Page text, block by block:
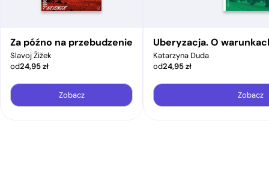
Za późno na przebudzenie
Slavoj Žižek
od24,95zł
Zobacz
Uberyzacja. O
Katarzyna Duda
od24,95zł
Zobacz